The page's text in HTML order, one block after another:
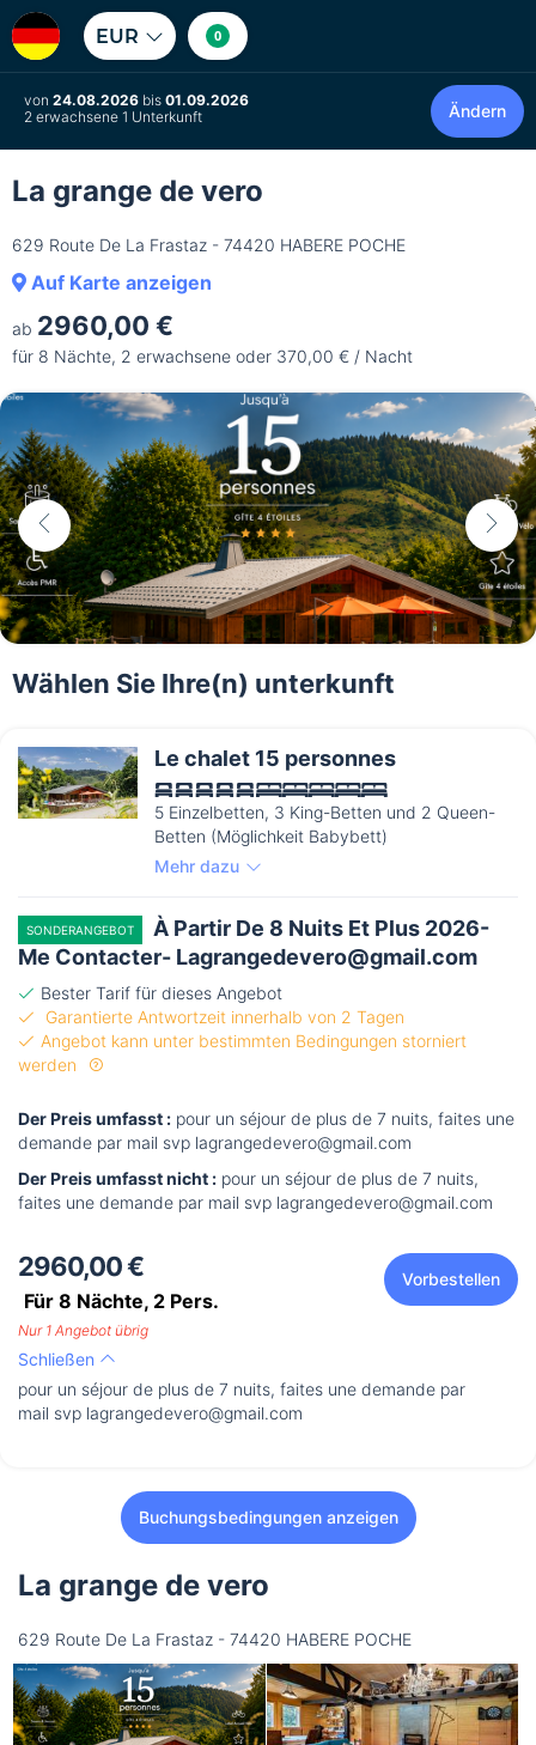
EUR 0
von 24.08.2026 bis 01.09.2026
2 erwachsene 1 Unterkunft
Ändern
La grange de vero
629 Route De La Frastaz - 74420 HABERE POCHE
Auf Karte anzeigen
ab 2960,00 €
für 8 Nächte, 2 erwachsene oder 370,00 € / Nacht
Wählen Sie Ihre(n) unterkunft
Le chalet 15 personnes
5 Einzelbetten, 3 King-Betten und 2 Queen-
Betten (Möglichkeit Babybett)
Mehr dazu
SONDERANGEBOT
À Partir De 8 Nuits Et Plus 2026-
Me Contacter- Lagrangedevero@gmail.com
Bester Tarif für dieses Angebot
Garantierte Antwortzeit innerhalb von 2 Tagen
Angebot kann unter bestimmten Bedingungen storniert
werden
Der Preis umfasst : pour un séjour de plus de 7 nuits, faites une
demande par mail svp lagrangedevero@gmail.com
Der Preis umfasst nicht : pour un séjour de plus de 7 nuits,
faites une demande par mail svp lagrangedevero@gmail.com
2960,00 €
Für 8 Nächte, 2 Pers.
Vorbestellen
Nur 1 Angebot übrig
Schließen
pour un séjour de plus de 7 nuits, faites une demande par
mail svp lagrangedevero@gmail.com
Buchungsbedingungen anzeigen
La grange de vero
629 Route De La Frastaz - 74420 HABERE POCHE